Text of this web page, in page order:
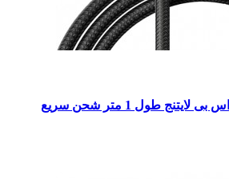
كابل شحن جوى روم يو اس بى لايتنج طول 1 متر شحن سريع